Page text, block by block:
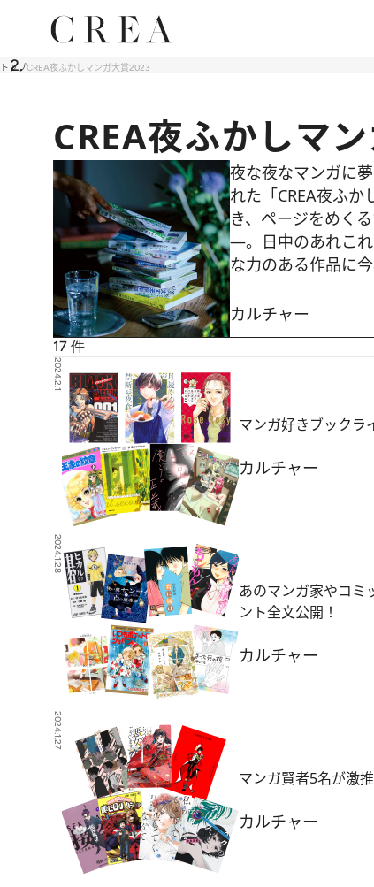
トップCREA夜ふかしマンガ大賞2023
CREA夜ふかしマ
夜な夜なマンガに
れた「CREA夜ふ
き、ページをめく
―。日中のあれこ
な力のある作品に
カルチャー
17 件
2024.2.1
マンガ好きブックラ
カルチャー
2024.1.28
あのマンガ家やコミ
ント全文公開！
カルチャー
2024.1.27
マンガ賢者5名が激
カルチャー